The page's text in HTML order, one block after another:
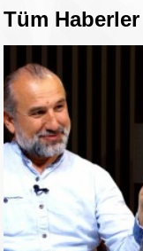
Tüm Haberler